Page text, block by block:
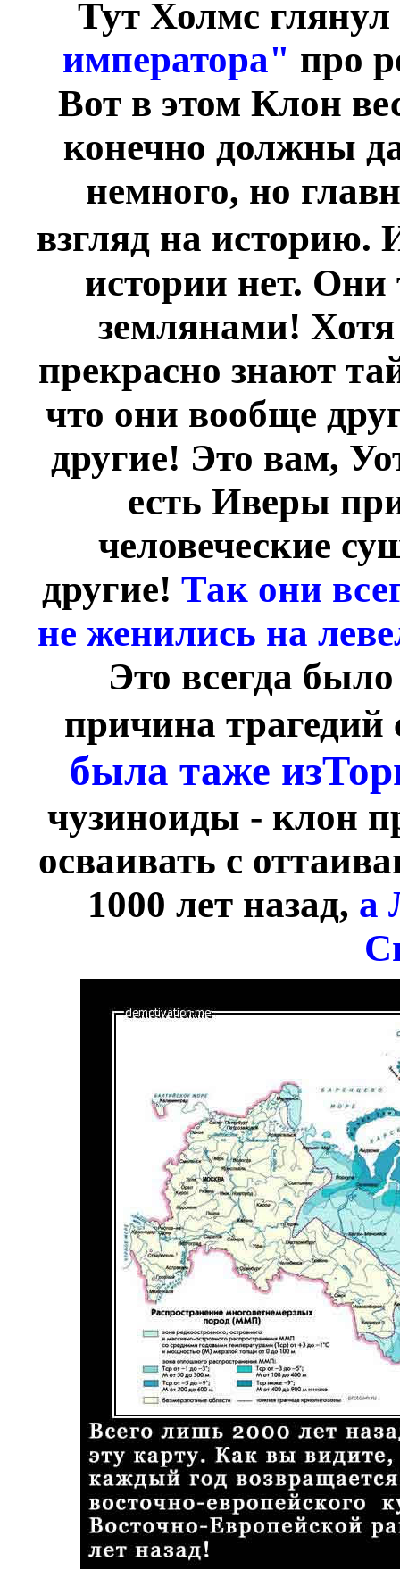
Тут Холмс
императора" про
Вот в этом Клон
конечно должны
немного, но
взгляд на историю.
истории нет. Они
землянами!
прекрасно знают
что они вообще
другие! Это вам,
есть Иверы
человеческие
другие! Так они
не женились на
Это всегда
причина трагедий
была таже
чузиноиды - клон
осваивать с
1000 лет назад, а